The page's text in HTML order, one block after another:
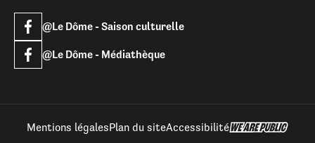
@Le Dôme - Saison culturelle
@Le Dôme - Médiathèque
Mentions légalesPlan du siteAccessibilité